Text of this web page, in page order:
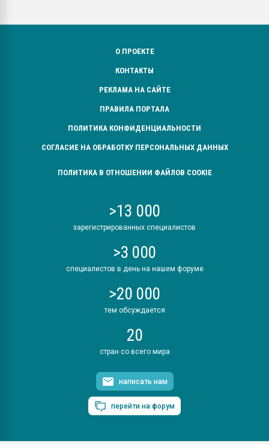
О ПРОЕКТЕ
КОНТАКТЫ
РЕКЛАМА НА САЙТЕ
ПРАВИЛА ПОРТАЛА
ПОЛИТИКА КОНФИДЕНЦИАЛЬНОСТИ
СОГЛАСИЕ НА ОБРАБОТКУ ПЕРСОНАЛЬНЫХ ДАННЫХ
ПОЛИТИКА В ОТНОШЕНИИ ФАЙЛОВ COOKIE
>13 000
зарегистрированных специалистов
>3 000
специалистов в день на нашем форуме
>20 000
тем обсуждается
20
стран со всего мира
написать нам
перейти на форум